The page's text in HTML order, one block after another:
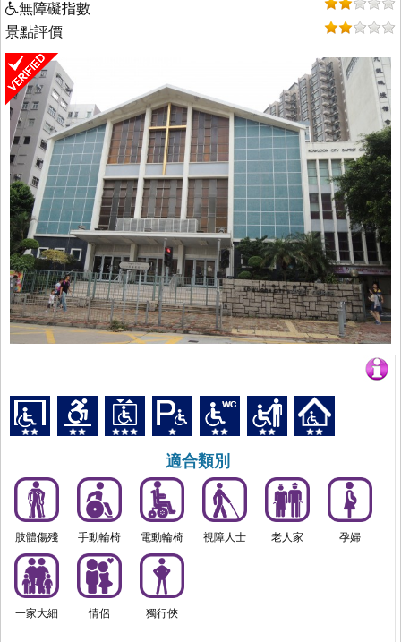
無障礙指數
景點評價
適合類別
肢體傷殘 手動輪椅 電動輪椅 視障人士 老人家 孕婦
一家大細 情侶 獨行俠